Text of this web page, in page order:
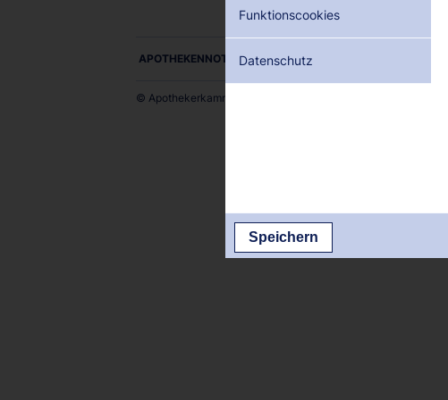
APOTHEKENNOTDIENSTE ALS PDF DOWNLOADEN:
© Apothekerkammer des Saarlandes
Funktionscookies
Datenschutz
Speichern